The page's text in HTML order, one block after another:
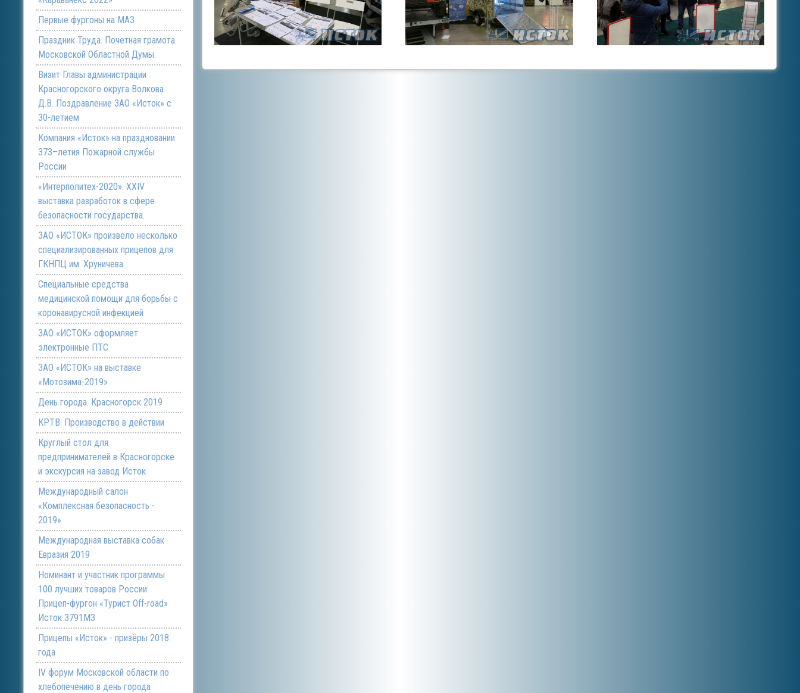
Первые фургоны на МАЗ
Праздник Труда. Почетная грамота
Московской Областной Думы.
Визит Главы администрации
Красногорского округа Волкова
Д.В. Поздравление ЗАО «Исток» с
30-летием
Компания «Исток» на праздновании
373–летия Пожарной службы
России
«Интерполитех-2020». ХХIV
выставка разработок в сфере
безопасности государства.
ЗАО «ИСТОК» произвело несколько
специализированных прицепов для
ГКНПЦ им. Хруничева
Специальные средства
медицинской помощи для борьбы с
коронавирусной инфекцией
ЗАО «ИСТОК» оформляет
электронные ПТС
ЗАО «ИСТОК» на выставке
«Мотозима-2019»
День города. Красногорск 2019
КРТВ. Производство в действии
Круглый стол для
предпринимателей в Красногорске
и экскурсия на завод Исток
Международный салон
«Комплексная безопасность -
2019»
Международная выставка собак
Евразия 2019
Номинант и участник программы
100 лучших товаров России:
Прицеп-фургон «Турист Off-road»
Исток 3791М3
Прицепы «Исток» - призёры 2018
года
IV форум Московской области по
хлебопечению в день города